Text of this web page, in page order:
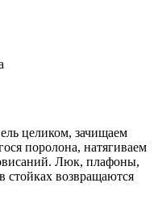
целиком, зачищаем
поролона, натягиваем
Люк, плафоны,
стойках возвращаются